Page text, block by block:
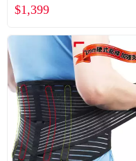
$1,399